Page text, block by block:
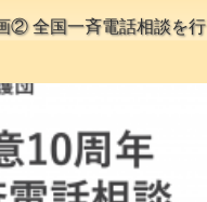
② 全国一斉電話相談を行